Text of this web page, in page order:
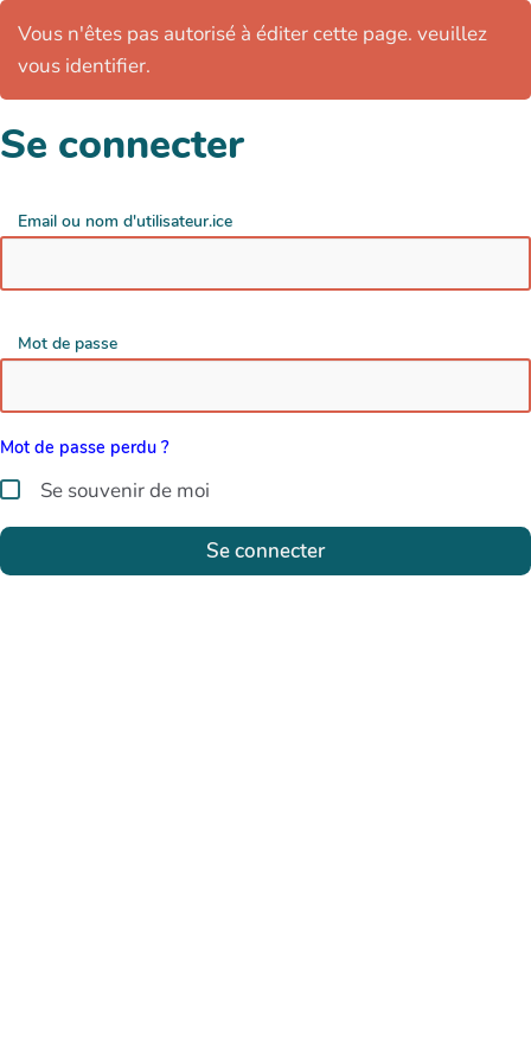
Vous n'êtes pas autorisé à éditer cette page. veuillez
vous identifier.
Se connecter
Email ou nom d'utilisateur.ice
Mot de passe
Mot de passe perdu ?
Se souvenir de moi
Se connecter